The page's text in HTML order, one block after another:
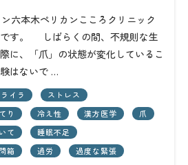
六本木ペリカンこころクリニック
です。 しばらくの間、不規則な生
に、「爪」の状態が変化しているこ
はないで …
イラ
ストレス
り 冷え性 漢方医学
爪
て
睡眠不足
箱 過労 過度な緊張